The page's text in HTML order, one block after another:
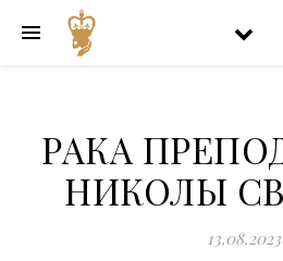
РАКА
НИКОЛЫ
13.08.2023